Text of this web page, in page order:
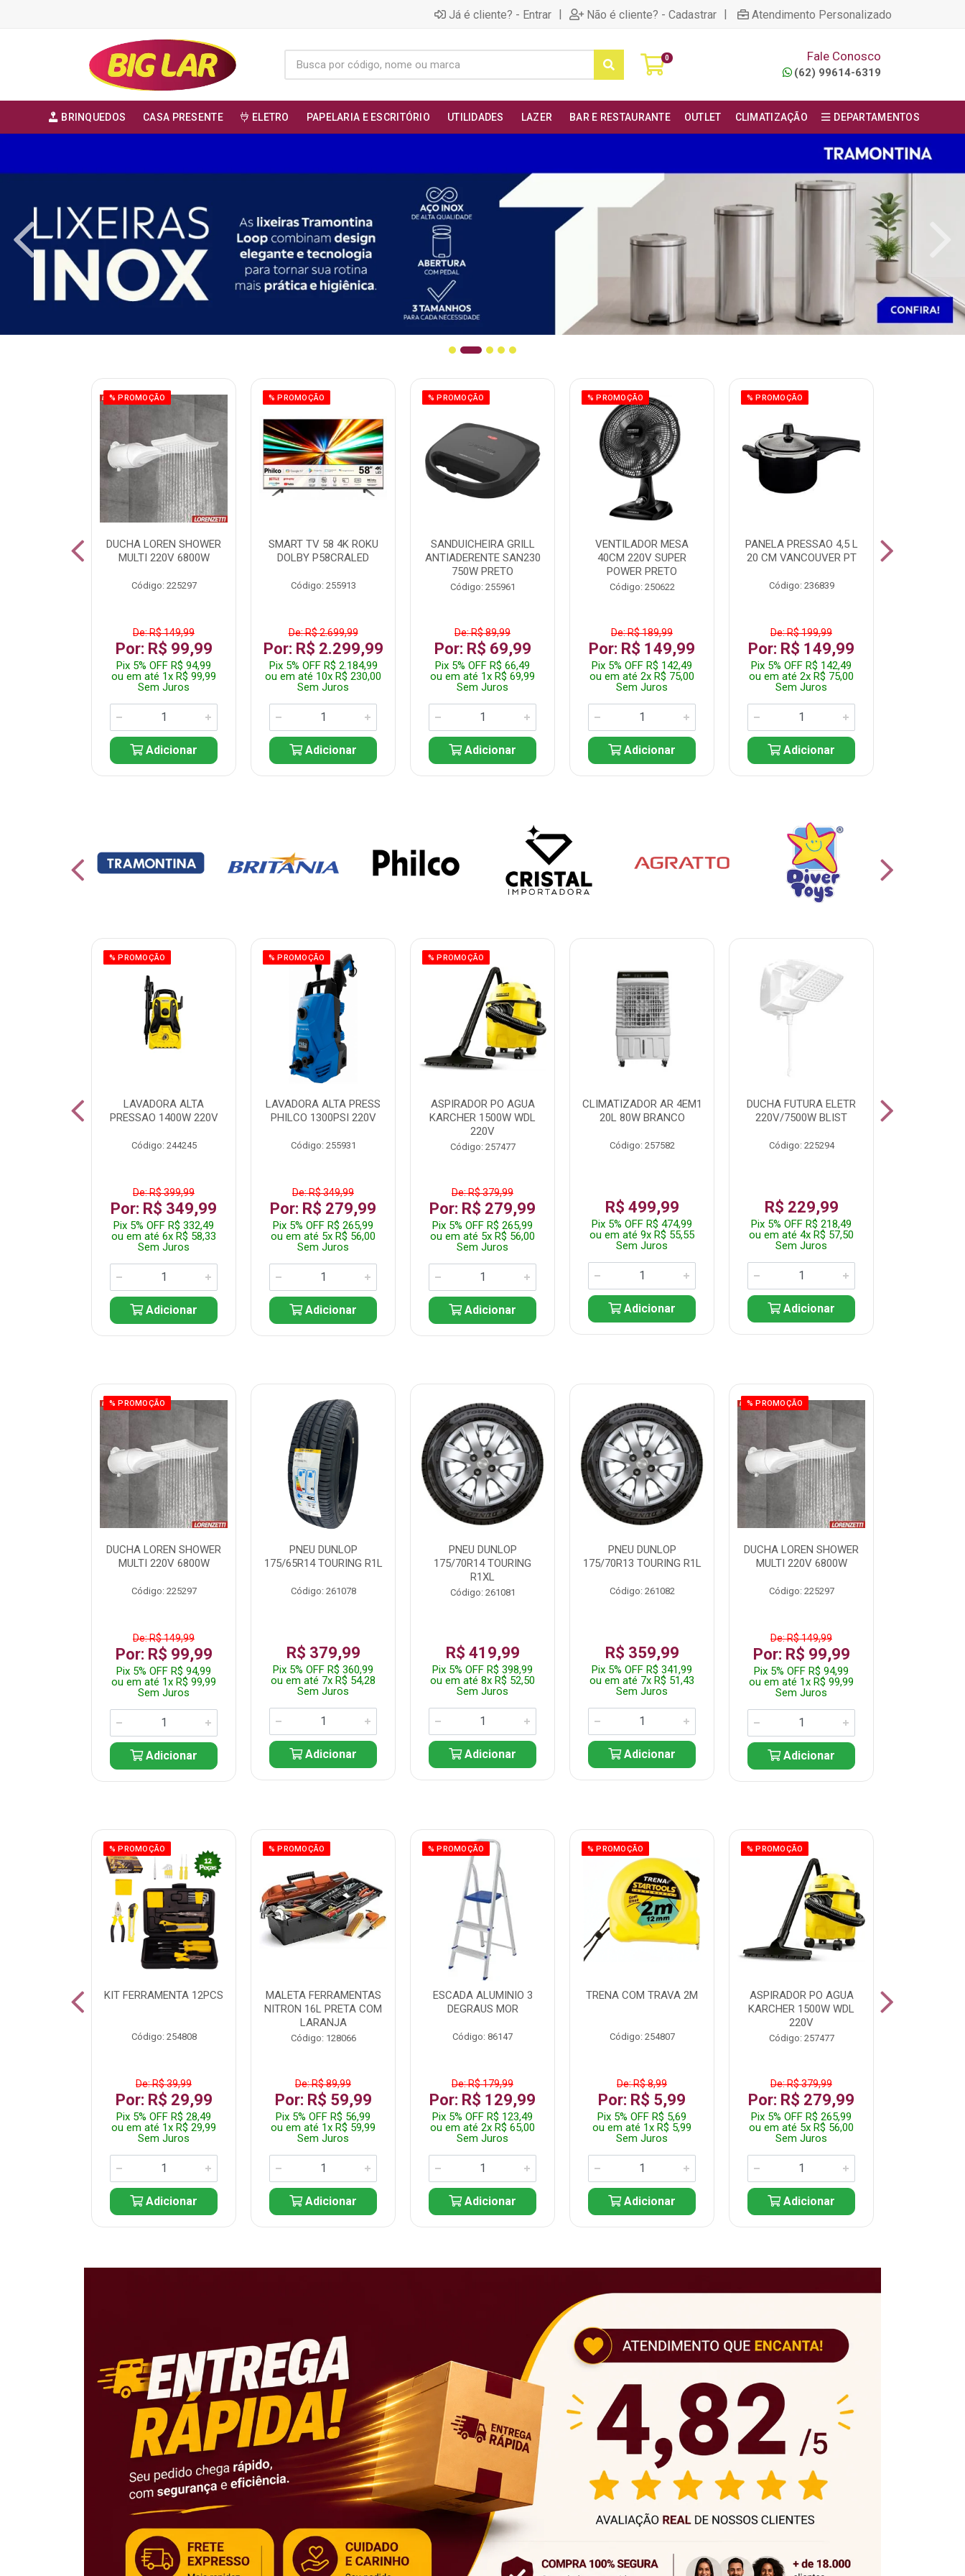
Já é cliente? - Entrar | Não é cliente? - Cadastrar | Atendimento Personalizado
0 Fale Conosco
(62) 99614-6319
BRINQUEDOS CASA PRESENTE ELETRO PAPELARIA E ESCRITÓRIO UTILIDADES LAZER BAR E RESTAURANTE OUTLET CLIMATIZAÇÃO DEPARTAMENTOS
% PROMOÇÃO
DUCHA LOREN SHOWER
MULTI 220V 6800W
Código: 225297
De: R$ 149,99
Por: R$ 99,99
Pix 5% OFF R$ 94,99
ou em até 1x R$ 99,99
Sem Juros
Adicionar
% PROMOÇÃO
SMART TV 58 4K ROKU
DOLBY P58CRALED
Código: 255913
De: R$ 2.699,99
Por: R$ 2.299,99
Pix 5% OFF R$ 2.184,99
ou em até 10x R$ 230,00
Sem Juros
Adicionar
% PROMOÇÃO
SANDUICHEIRA GRILL
ANTIADERENTE SAN230
750W PRETO
Código: 255961
De: R$ 89,99
Por: R$ 69,99
Pix 5% OFF R$ 66,49
ou em até 1x R$ 69,99
Sem Juros
Adicionar
% PROMOÇÃO
VENTILADOR MESA
40CM 220V SUPER
POWER PRETO
Código: 250622
De: R$ 189,99
Por: R$ 149,99
Pix 5% OFF R$ 142,49
ou em até 2x R$ 75,00
Sem Juros
Adicionar
% PROMOÇÃO
PANELA PRESSAO 4,5 L
20 CM VANCOUVER PT
Código: 236839
De: R$ 199,99
Por: R$ 149,99
Pix 5% OFF R$ 142,49
ou em até 2x R$ 75,00
Sem Juros
Adicionar
% PROMOÇÃO
LAVADORA ALTA
PRESSAO 1400W 220V
Código: 244245
De: R$ 399,99
Por: R$ 349,99
Pix 5% OFF R$ 332,49
ou em até 6x R$ 58,33
Sem Juros
Adicionar
% PROMOÇÃO
LAVADORA ALTA PRESS
PHILCO 1300PSI 220V
Código: 255931
De: R$ 349,99
Por: R$ 279,99
Pix 5% OFF R$ 265,99
ou em até 5x R$ 56,00
Sem Juros
Adicionar
% PROMOÇÃO
ASPIRADOR PO AGUA
KARCHER 1500W WDL
220V
Código: 257477
De: R$ 379,99
Por: R$ 279,99
Pix 5% OFF R$ 265,99
ou em até 5x R$ 56,00
Sem Juros
Adicionar
CLIMATIZADOR AR 4EM1
20L 80W BRANCO
Código: 257582
R$ 499,99
Pix 5% OFF R$ 474,99
ou em até 9x R$ 55,55
Sem Juros
Adicionar
DUCHA FUTURA ELETR
220V/7500W BLIST
Código: 225294
R$ 229,99
Pix 5% OFF R$ 218,49
ou em até 4x R$ 57,50
Sem Juros
Adicionar
% PROMOÇÃO
DUCHA LOREN SHOWER
MULTI 220V 6800W
Código: 225297
De: R$ 149,99
Por: R$ 99,99
Pix 5% OFF R$ 94,99
ou em até 1x R$ 99,99
Sem Juros
Adicionar
PNEU DUNLOP
175/65R14 TOURING R1L
Código: 261078
R$ 379,99
Pix 5% OFF R$ 360,99
ou em até 7x R$ 54,28
Sem Juros
Adicionar
PNEU DUNLOP
175/70R14 TOURING
R1XL
Código: 261081
R$ 419,99
Pix 5% OFF R$ 398,99
ou em até 8x R$ 52,50
Sem Juros
Adicionar
PNEU DUNLOP
175/70R13 TOURING R1L
Código: 261082
R$ 359,99
Pix 5% OFF R$ 341,99
ou em até 7x R$ 51,43
Sem Juros
Adicionar
% PROMOÇÃO
DUCHA LOREN SHOWER
MULTI 220V 6800W
Código: 225297
De: R$ 149,99
Por: R$ 99,99
Pix 5% OFF R$ 94,99
ou em até 1x R$ 99,99
Sem Juros
Adicionar
% PROMOÇÃO
KIT FERRAMENTA 12PCS
Código: 254808
De: R$ 39,99
Por: R$ 29,99
Pix 5% OFF R$ 28,49
ou em até 1x R$ 29,99
Sem Juros
Adicionar
% PROMOÇÃO
MALETA FERRAMENTAS
NITRON 16L PRETA COM
LARANJA
Código: 128066
De: R$ 89,99
Por: R$ 59,99
Pix 5% OFF R$ 56,99
ou em até 1x R$ 59,99
Sem Juros
Adicionar
% PROMOÇÃO
ESCADA ALUMINIO 3
DEGRAUS MOR
Código: 86147
De: R$ 179,99
Por: R$ 129,99
Pix 5% OFF R$ 123,49
ou em até 2x R$ 65,00
Sem Juros
Adicionar
% PROMOÇÃO
TRENA COM TRAVA 2M
Código: 254807
De: R$ 8,99
Por: R$ 5,99
Pix 5% OFF R$ 5,69
ou em até 1x R$ 5,99
Sem Juros
Adicionar
% PROMOÇÃO
ASPIRADOR PO AGUA
KARCHER 1500W WDL
220V
Código: 257477
De: R$ 379,99
Por: R$ 279,99
Pix 5% OFF R$ 265,99
ou em até 5x R$ 56,00
Sem Juros
Adicionar